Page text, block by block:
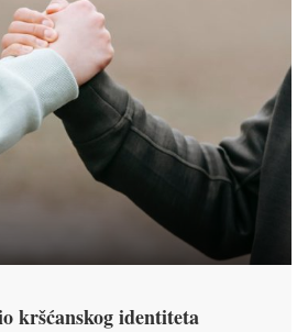
kršćanskog identiteta